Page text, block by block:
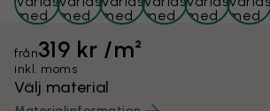
från319 kr /m²
inkl. moms
Välj material